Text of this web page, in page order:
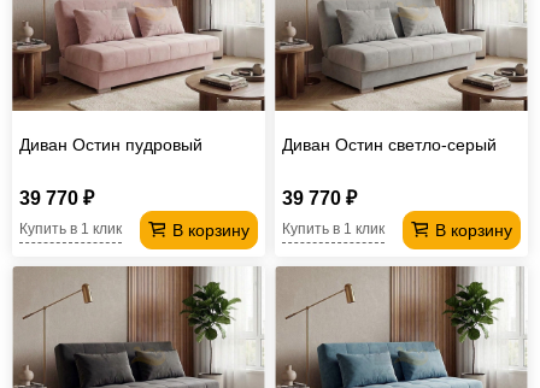
Диван Остин пудровый
39 770 ₽
В корзину
Купить в 1 клик
Диван Остин светло-серый
39 770 ₽
В корзину
Купить в 1 клик